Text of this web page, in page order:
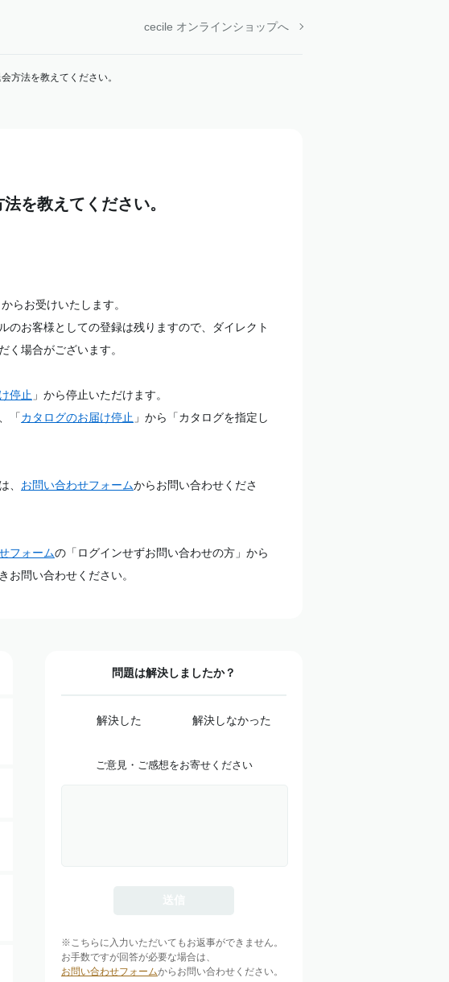
cecile オンラインショップへ
方法を教えてください。
を教えてください。
からお受けいたします。
のお客様としての登録は残りますので、ダイレクト
く場合がございます。
停止 」から停止いただけます。
「カタログのお届け停止 」から「カタログを指定し
、 お問い合わせフォームからお問い合わせくださ
フォームの「ログインせずお問い合わせの方」から
お問い合わせください。
問題は解決しましたか？
解決した 解決しなかった
ご意見・ご感想をお寄せください
※こちらに入力いただいてもお返事ができません。
お手数ですが回答が必要な場合は、
お問い合わせフォームからお問い合わせください。